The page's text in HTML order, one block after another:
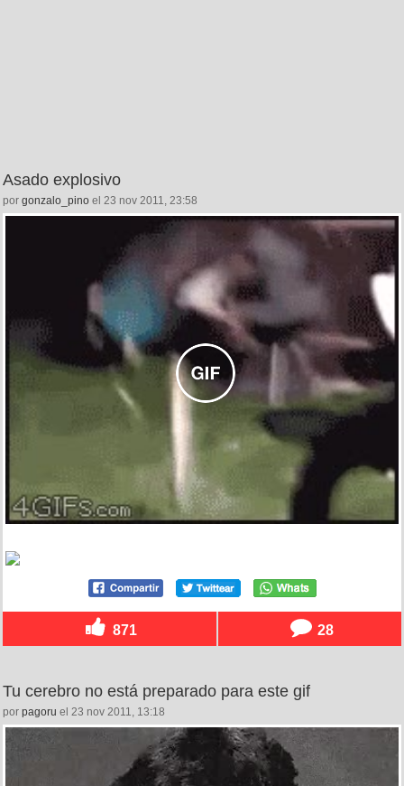
Asado explosivo
por gonzalo_pino el 23 nov 2011, 23:58
871 28
Tu cerebro no está preparado para este gif
por pagoru el 23 nov 2011, 13:18